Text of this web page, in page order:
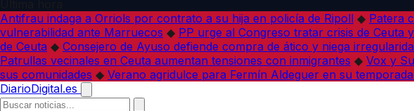
Antifrau indaga a Orriols por contrato a su hija en policía de Ripoll ◆ Patera
vulnerabilidad ante Marruecos ◆ PP urge al Congreso tratar crisis de Ceuta
de Ceuta ◆ Consejero de Ayuso defiende compra de ático y niega
Patrullas vecinales en Ceuta aumentan tensiones con inmigrantes ◆ Vox y
sus comunidades ◆ Verano agridulce para Fermín Aldeguer en su
DiarioDigital.es